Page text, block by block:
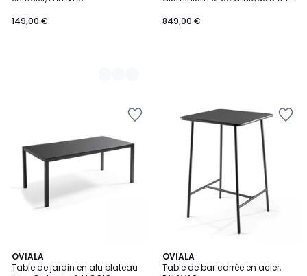
149,00 €
849,00 €
OVIALA
Table de jardin en alu plateau
OVIALA
Table de bar carrée en acier,
4
Couleurs